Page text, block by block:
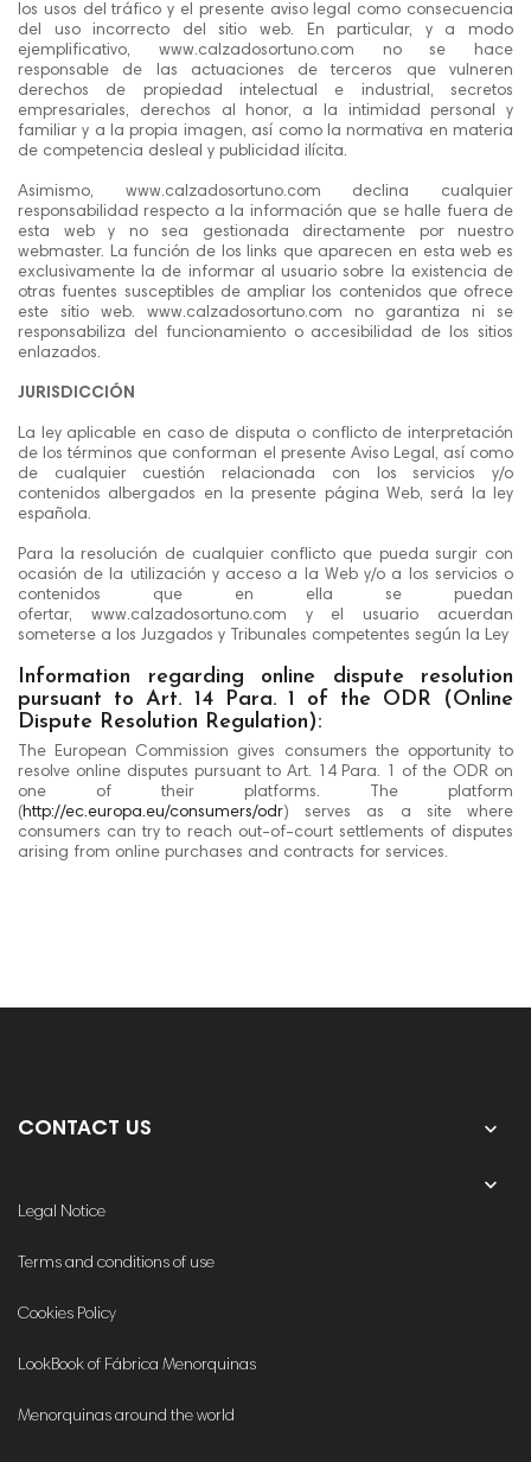
los usos del tráfico y el presente aviso legal como consecuencia
del uso incorrecto del sitio web. En particular, y a modo
ejemplificativo, www.calzadosortuno.com no se hace
responsable de las actuaciones de terceros que vulneren
derechos de propiedad intelectual e industrial, secretos
empresariales, derechos al honor, a la intimidad personal y
familiar y a la propia imagen, así como la normativa en materia
de competencia desleal y publicidad ilícita.
Asimismo, www.calzadosortuno.com declina cualquier
responsabilidad respecto a la información que se halle fuera de
esta web y no sea gestionada directamente por nuestro
webmaster. La función de los links que aparecen en esta web es
exclusivamente la de informar al usuario sobre la existencia de
otras fuentes susceptibles de ampliar los contenidos que ofrece
este sitio web. www.calzadosortuno.com no garantiza ni se
responsabiliza del funcionamiento o accesibilidad de los sitios
enlazados.
JURISDICCIÓN
La ley aplicable en caso de disputa o conflicto de interpretación
de los términos que conforman el presente Aviso Legal, así como
de cualquier cuestión relacionada con los servicios y/o
contenidos albergados en la presente página Web, será la ley
española.
Para la resolución de cualquier conflicto que pueda surgir con
ocasión de la utilización y acceso a la Web y/o a los servicios o
contenidos que en ella se puedan
ofertar, www.calzadosortuno.com y el usuario acuerdan
someterse a los Juzgados y Tribunales competentes según la Ley
Information regarding online dispute resolution
pursuant to Art. 14 Para. 1 of the ODR (Online
Dispute Resolution Regulation):
The European Commission gives consumers the opportunity to
resolve online disputes pursuant to Art. 14 Para. 1 of the ODR on
one of their platforms. The platform
(http://ec.europa.eu/consumers/odr) serves as a site where
consumers can try to reach out-of-court settlements of disputes
arising from online purchases and contracts for services.
CONTACT US 

Legal Notice
Terms and conditions of use
Cookies Policy
LookBook of Fábrica Menorquinas
Menorquinas around the world